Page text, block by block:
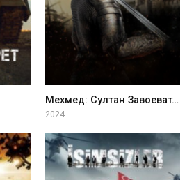
Мехмед: Султан Завоевателей 2 сезон
2024